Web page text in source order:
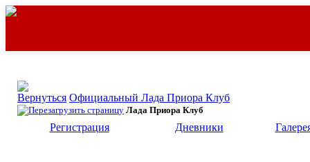
Официальный Лада Приора Клуб
Лада Приора Клуб
Регистрация Дневники